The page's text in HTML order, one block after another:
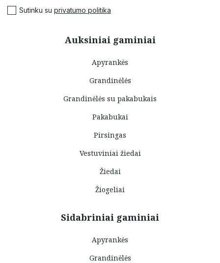
Auksiniai gaminiai
Apyrankės
Grandinėlės
Grandinėlės su pakabukais
Pakabukai
Pirsingas
Vestuviniai žiedai
Žiedai
Žiogeliai
Sidabriniai gaminiai
Apyrankės
Grandinėlės
Sutinku su privatumo politika